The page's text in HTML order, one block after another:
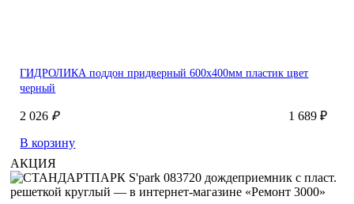
ГИДРОЛИКА поддон придверный 600x400мм пластик цвет
черный
2 026₽
1 689 ₽
В корзину
АКЦИЯ